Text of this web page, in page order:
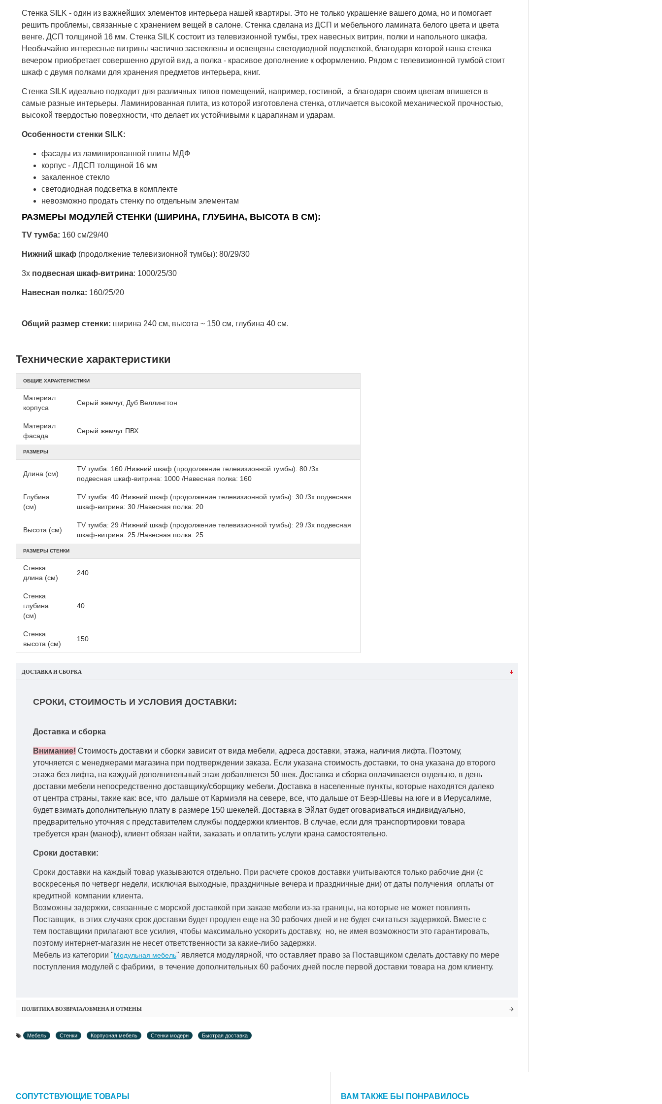
Стенка SILK - один из важнейших элементов интерьера нашей квартиры. Это не только украшение вашего дома, но и помогает
решить проблемы, связанные с хранением вещей в салоне. Стенка сделана из ДСП и мебельного ламината белого цвета и цвета
венге. ДСП толщиной 16 мм. Стенка SILK состоит из телевизионной тумбы, трех навесных витрин, полки и напольного шкафа.
Необычайно интересные витрины частично застеклены и освещены светодиодной подсветкой, благодаря которой наша стенка
вечером приобретает совершенно другой вид, а полка - красивое дополнение к оформлению. Рядом с телевизионной тумбой стоит
шкаф с двумя полками для хранения предметов интерьера, книг.
Стенка SILK идеально подходит для различных типов помещений, например, гостиной, а благодаря своим цветам впишется в
самые разные интерьеры. Ламинированная плита, из которой изготовлена ​​стенка, отличается высокой механической прочностью,
высокой твердостью поверхности, что делает их устойчивыми к царапинам и ударам.
Особенности стенки SILK:
фасады из ламинированной плиты МДФ
корпус - ЛДСП толщиной 16 мм
закаленное стекло
светодиодная подсветка в комплекте
невозможно продать стенку по отдельным элементам
РАЗМЕРЫ МОДУЛЕЙ СТЕНКИ (ШИРИНА, ГЛУБИНА, ВЫСОТА В СМ):
TV тумба: 160 см/29/40
Нижний шкаф (продолжение телевизионной тумбы): 80/29/30
3х подвесная шкаф-витрина: 1000/25/30
Навесная полка: 160/25/20
Общий размер стенки: ширина 240 см, высота ~ 150 см, глубина 40 см.
Технические характеристики
ОБЩИЕ ХАРАКТЕРИСТИКИ
Материал
корпуса
Серый жемчуг, Дуб Веллингтон
Материал
фасада
Серый жемчуг ПВХ
РАЗМЕРЫ
Длина (см)
TV тумба: 160 /Нижний шкаф (продолжение телевизионной тумбы): 80 /3х
подвесная шкаф-витрина: 1000 /Навесная полка: 160
Глубина
(см)
TV тумба: 40 /Нижний шкаф (продолжение телевизионной тумбы): 30 /3х подвесная
шкаф-витрина: 30 /Навесная полка: 20
Высота (см)
TV тумба: 29 /Нижний шкаф (продолжение телевизионной тумбы): 29 /3х подвесная
шкаф-витрина: 25 /Навесная полка: 25
РАЗМЕРЫ СТЕНКИ
Стенка
длина (см)
240
Стенка
глубина
(см)
40
Стенка
высота (см)
150
ДОСТАВКА И СБОРКА
СРОКИ, СТОИМОСТЬ И УСЛОВИЯ ДОСТАВКИ:
Доставка и сборка
Внимание! Стоимость доставки и сборки зависит от вида мебели, адреса доставки, этажа, наличия лифта. Поэтому,
уточняется с менеджерами магазина при подтверждении заказа. Если указана стоимость доставки, то она указана до второго
этажа без лифта, на каждый дополнительный этаж добавляется 50 шек. Доставка и сборка оплачивается отдельно, в день
доставки мебели непосредственно доставщику/сборщику мебели. Доставка в населенные пункты, которые находятся далеко
от центра страны, такие как: все, что дальше от Кармиэля на севере, все, что дальше от Беэр-Шевы на юге и в Иерусалиме,
будет взимать дополнительную плату в размере 150 шекелей. Доставка в Эйлат будет оговариваться индивидуально,
предварительно уточняя с представителем службы поддержки клиентов. В случае, если для транспортировки товара
требуется кран (маноф), клиент обязан найти, заказать и оплатить услуги крана самостоятельно.
Сроки доставки:
Сроки доставки на каждый товар указываются отдельно. При расчете сроков доставки учитываются только рабочие дни (с
воскресенья по четверг недели, исключая выходные, праздничные вечера и праздничные дни) от даты получения оплаты от
кредитной компании клиента.
Возможны задержки, связанные с морской доставкой при заказе мебели из-за границы, на которые не может повлиять
Поставщик, в этих случаях срок доставки будет продлен еще на 30 рабочих дней и не будет считаться задержкой. Вместе с
тем поставщики прилагают все усилия, чтобы максимально ускорить доставку, но, не имея возможности это гарантировать,
поэтому интернет-магазин не несет ответственности за какие-либо задержки.
Мебель из категории "Модульная мебель" является модулярной, что оставляет право за Поставщиком сделать доставку по мере
поступления модулей с фабрики, в течение дополнительных 60 рабочих дней после первой доставки товара на дом клиенту.
ПОЛИТИКА ВОЗВРАТА/ОБМЕНА И ОТМЕНЫ
Мебель Стенки Корпусная мебель Стенки модерн Быстрая доставка
СОПУТСТВУЮЩИЕ ТОВАРЫ ВАМ ТАКЖЕ БЫ ПОНРАВИЛОСЬ